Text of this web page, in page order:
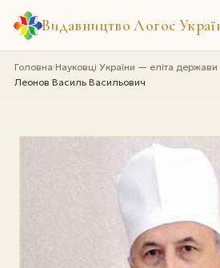
Видавництво Логос
Головна›Науковці України — еліта держави
Леонов Василь Васильович